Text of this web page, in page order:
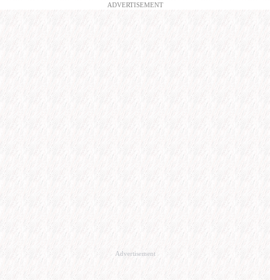
ADVERTISEMENT
Advertisement